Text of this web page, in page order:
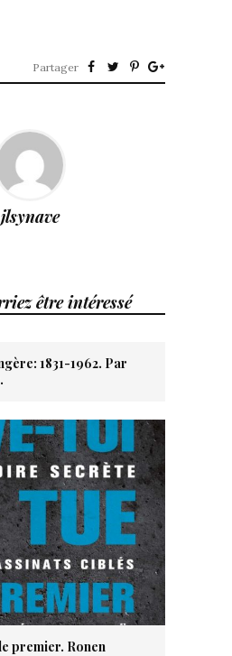
Partager
jlsynave
être intéressé
1831-1962. Par
premier. Ronen